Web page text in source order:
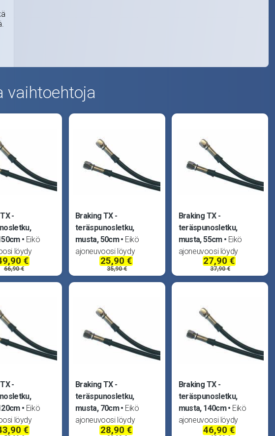
vaihtoehtoja
-
Eikö
löydy
päällä
muovipinnoite,
€
66,90 €
Braking TX -
teräspunosletku,
musta, 50cm
Eikö
ajoneuvoosi löydy
sopivaa jarruletkua?
Braking ratkaisee
teräspunosletkuilla.
Teräspunoksen päällä
läpinäkyvä muovipinnoite,
joten letkut
25,90 €
35,90 €
Braking TX -
teräspunosletku,
musta, 55cm
Eikö
ajoneuvoosi löydy
sopivaa jarruletkua?
Braking ratkaisee
teräspunosletkuilla.
Teräspunoksen päällä
läpinäkyvä muovipinnoite,
joten letkut
27,90 €
37,90 €
-
Eikö
löydy
€
Braking TX -
teräspunosletku,
musta, 70cm
Eikö
ajoneuvoosi löydy
sopivaa jarruletkua?
28,90 €
Braking TX -
teräspunosletku,
musta, 140cm
Eikö
ajoneuvoosi löydy
sopivaa jarruletkua?
46,90 €